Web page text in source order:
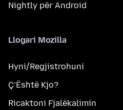
Nightly për Android
Llogari Mozilla
Hyni/Regjistrohuni
Ç’Është Kjo?
Ricaktoni Fjalëkalimin